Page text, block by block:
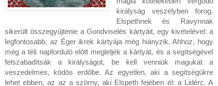
királyság veszélyben forog.
Elspethnek és Ravynnak
sikerült összegyűjtenie a Gondviselés kártyáit, egy kivételével: a
legfontosabb, az Éger ikrek kártyája még hiányzik. Ahhoz, hogy
még a téli napforduló előtt megleljék a kártyát, és a segítségével
felszabadítsák a királyságot, be kell venniük magukat a
veszedelmes, ködös erdőbe. Az egyetlen, aki a segítségükre
lehet ebben, az az a szörny, aki Elspeth fejében él: a Lidérc. A